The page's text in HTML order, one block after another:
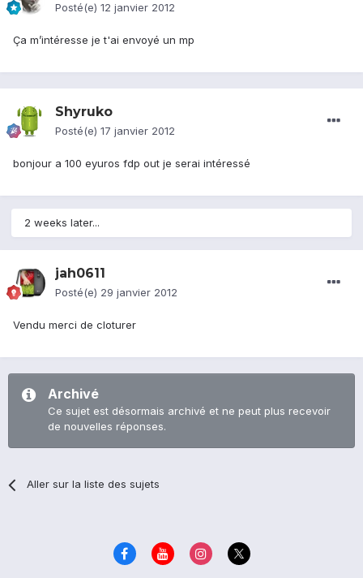
Posté(e) 12 janvier 2012
Ça m’intéresse je t'ai envoyé un mp
Shyruko
Posté(e) 17 janvier 2012
bonjour a 100 eyuros fdp out je serai intéressé
2 weeks later...
jah0611
Posté(e) 29 janvier 2012
Vendu merci de cloturer
Archivé
Ce sujet est désormais archivé et ne peut plus recevoir
de nouvelles réponses.
Aller sur la liste des sujets